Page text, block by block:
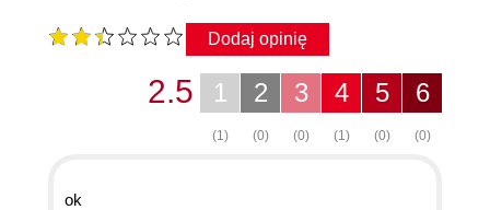
Dodaj opinię
6
(0)
5
(0)
4
(1)
3
(0)
2
(0)
1
(1)
2.5
ok